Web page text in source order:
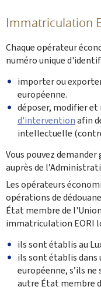
Immatriculation
Chaque opérateur
numéro unique
importer ou
européenne.
déposer, modifier et
d'interventionafin
intellectuelle
Vous pouvez
auprès de
Les opérateurs
opérations de
État membre de
immatriculation EORI
ils sont établis au
ils sont établis dans
européenne, s’ils
autre État membre